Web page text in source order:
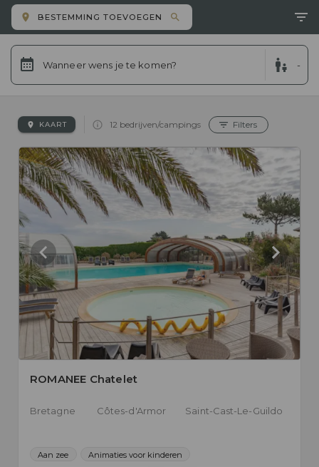
BESTEMMING TOEVOEGEN
Wanneer wens je te komen? -
KAART 12 bedrijven/campings Filters
ROMANEE Chatelet
Bretagne Côtes-d'Armor Saint-Cast-Le-Guildo
Aan zee Animaties voor kinderen